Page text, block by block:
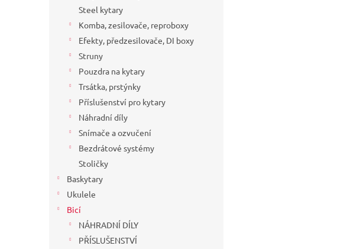
Steel kytary
Komba, zesilovače, reproboxy
Efekty, předzesilovače, DI boxy
Struny
Pouzdra na kytary
Trsátka, prstýnky
Příslušenství pro kytary
Náhradní díly
Snímače a ozvučení
Bezdrátové systémy
Stoličky
Baskytary
Ukulele
Bicí
NÁHRADNÍ DÍLY
PŘÍSLUŠENSTVÍ